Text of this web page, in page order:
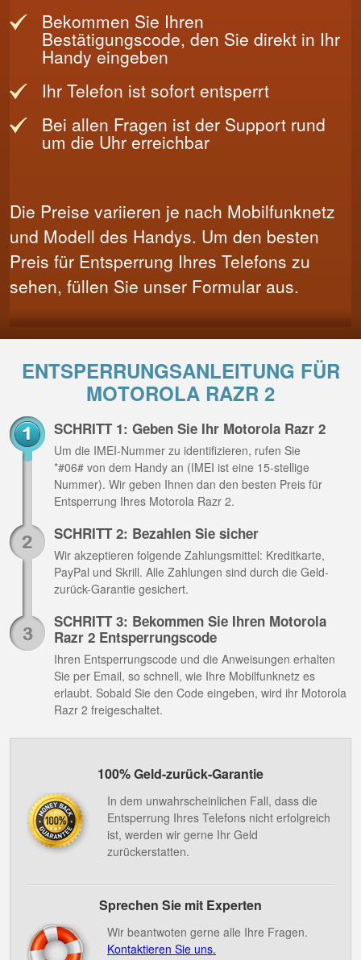
Bekommen Sie Ihren
Bestätigungscode, den Sie direkt in Ihr
Handy eingeben
Ihr Telefon ist sofort entsperrt
Bei allen Fragen ist der Support rund
um die Uhr erreichbar
Die Preise variieren je nach Mobilfunknetz
und Modell des Handys. Um den besten
Preis für Entsperrung Ihres Telefons zu
sehen, füllen Sie unser Formular aus.
ENTSPERRUNGSANLEITUNG FÜR
MOTOROLA RAZR 2
SCHRITT 1: Geben Sie Ihr Motorola Razr 2
Um die IMEI-Nummer zu identifizieren, rufen Sie
*#06# von dem Handy an (IMEI ist eine 15-stellige
Nummer). Wir geben Ihnen dan den besten Preis für
Entsperrung Ihres Motorola Razr 2.
SCHRITT 2: Bezahlen Sie sicher
Wir akzeptieren folgende Zahlungsmittel: Kreditkarte,
PayPal und Skrill. Alle Zahlungen sind durch die Geld-
zurück-Garantie gesichert.
SCHRITT 3: Bekommen Sie Ihren Motorola
Razr 2 Entsperrungscode
Ihren Entsperrungscode und die Anweisungen erhalten
Sie per Email, so schnell, wie Ihre Mobilfunknetz es
erlaubt. Sobald Sie den Code eingeben, wird ihr Motorola
Razr 2 freigeschaltet.
100% Geld-zurück-Garantie
In dem unwahrscheinlichen Fall, dass die
Entsperrung Ihres Telefons nicht erfolgreich
ist, werden wir gerne Ihr Geld
zurückerstatten.
Sprechen Sie mit Experten
Wir beantwoten gerne alle Ihre Fragen.
Kontaktieren Sie uns.